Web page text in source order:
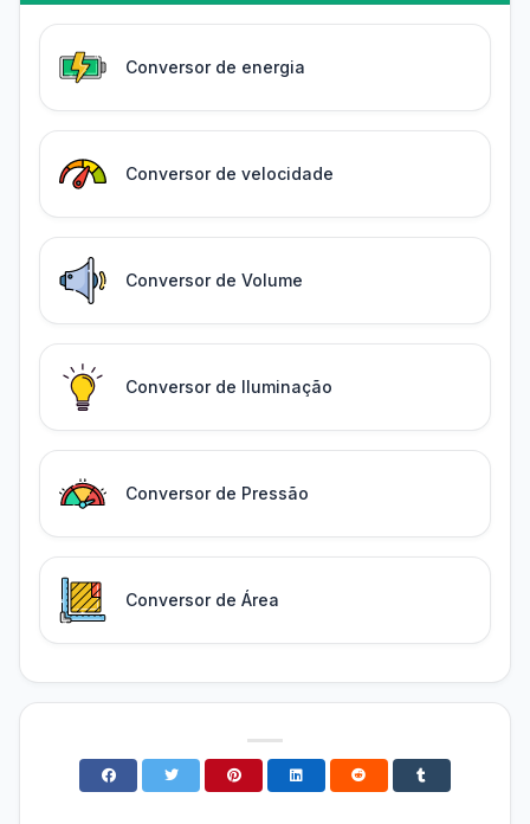
Conversor de energia
Conversor de velocidade
Conversor de Volume
Conversor de Iluminação
Conversor de Pressão
Conversor de Área